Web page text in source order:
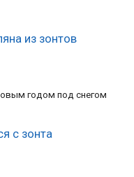
из зонтов
годом под снегом
с зонта